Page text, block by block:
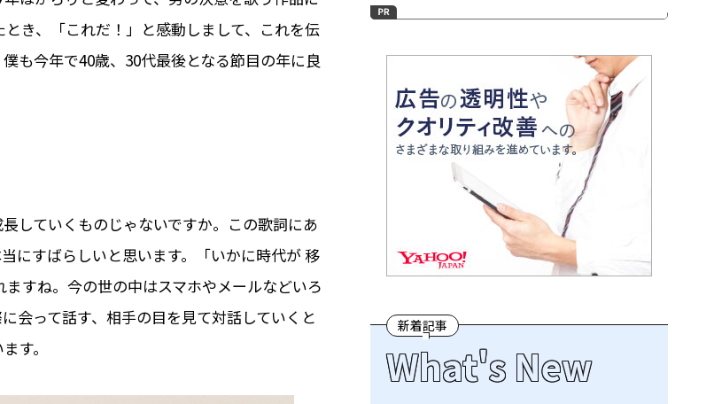
き、「これだ！」と感動しまして、これを伝
も今年で40歳、30代最後となる節目の年に良
していくものじゃないですか。この歌詞にあ
にすばらしいと思います。「いかに時代が 移
すね。今の世の中はスマホやメールなどいろ
会って話す、相手の目を見て対話していくと
す。
新着記事
What's New